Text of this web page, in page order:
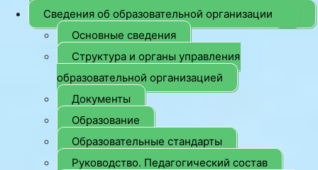
Сведения об образовательной организации
Основные сведения
Структура и органы управления
образовательной организацией
Документы
Образование
Образовательные стандарты
Руководство. Педагогический состав